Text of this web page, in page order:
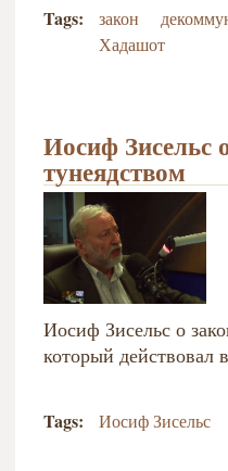
Tags: закон
Хадашот
Иосиф Зисельс
тунеядством
Иосиф Зисельс о
который
Tags: Иосиф Зисельс